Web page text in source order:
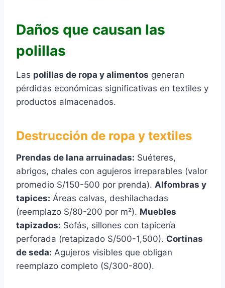
Daños que causan las
polillas
Las polillas de ropa y alimentos generan
pérdidas económicas significativas en textiles y
productos almacenados.
Destrucción de ropa y textiles
Prendas de lana arruinadas: Suéteres,
abrigos, chales con agujeros irreparables (valor
promedio S/150-500 por prenda). Alfombras y
tapices: Áreas calvas, deshilachadas
(reemplazo S/80-200 por m²). Muebles
tapizados: Sofás, sillones con tapicería
perforada (retapizado S/500-1,500). Cortinas
de seda: Agujeros visibles que obligan
reemplazo completo (S/300-800).